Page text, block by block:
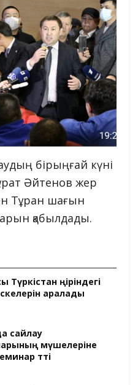
бірыңғай күні
Әйтенов жер
Тұран шағын
қабылдады.
Түркістан өңіріндегі
аралады
сайлау
мүшелеріне
өтті